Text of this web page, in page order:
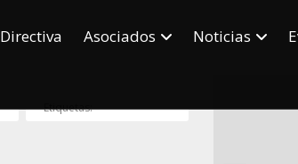
Directiva Asociados Noticias